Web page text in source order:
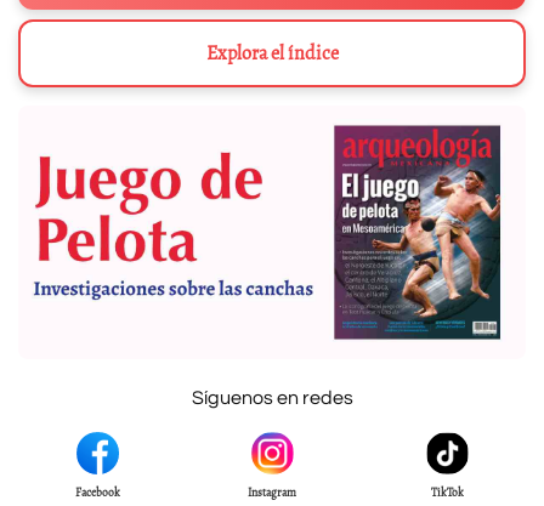
Explora el índice
Síguenos en redes
Facebook Instagram TikTok